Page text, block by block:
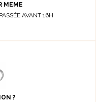
MEME
AVANT 16H
?